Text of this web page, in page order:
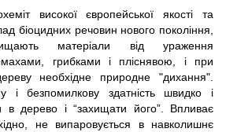
високої європейської якості та
біоцидних речовин нового покоління,
матеріали від ураження
грибками і пліснявою, і при
необхідне природне "дихання".
і безпомилкову здатність швидко і
в дерево і “захищати його”. Впливає
не випаровується в навколишнє